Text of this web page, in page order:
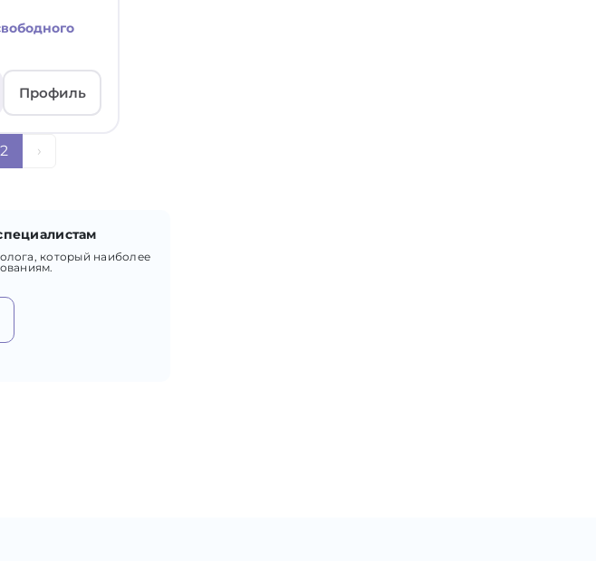
Профиль
2 ›
который наиболее